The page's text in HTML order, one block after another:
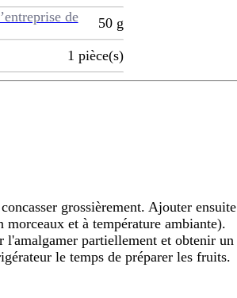
de
50 g
1 pièce(s)
grossièrement. Ajouter ensuite
et à température ambiante).
partiellement et obtenir un
le temps de préparer les fruits.